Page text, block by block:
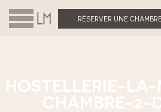
RÉSERVER UNE
HOSTELLERIE-
CHAMBRE-2-